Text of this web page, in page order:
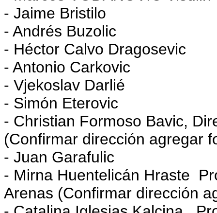
- Jaime Bristilo
- Andrés Buzolic
- Héctor Calvo Dragosevic
- Antonio Carkovic
- Vjekoslav Darlié
- Simón Eterovic
- Christian Formoso Bavic,
(Confirmar dirección agregar
- Juan Garafulic
- Mirna Huentelicán Hraste
Arenas (Confirmar dirección